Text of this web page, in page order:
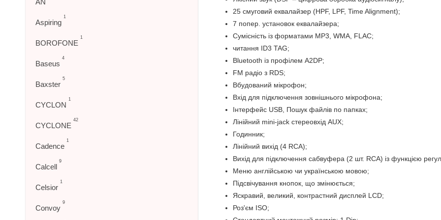
25 смуговий еквалайзер (HPF, LPF, Time Alignment);
7 попер. установок еквалайзера;
Сумісність із форматами MP3, WMA, FLAC;
читання ID3 TAG;
Bluetooth із профілем A2DP;
FM радіо з RDS;
Вбудований мікрофон;
Вхід для підключення зовнішнього мікрофона;
Інтерфейс USB, Пошук файлів по папках;
Лінійний mini-jack стереовхід AUX;
Годинник;
Лінійний вихід (4 RCA);
Вихід для підключення сабвуфера (2 шт. RCA) із функцією
Меню англійською чи українською мовою;
Підсвічування кнопок, що змінюється;
Яскравий, великий, контрастний дисплей LCD;
Роз'єм ISO;
AN
Aspiring
1
BOROFONE
1
Baseus
4
Baxster
5
CYCLON
1
CYCLONE
42
Cadence
1
Calcell
9
Celsior
1
Convoy
9